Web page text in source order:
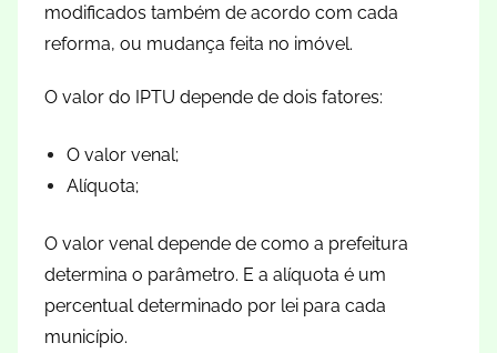
modificados também de acordo com cada
reforma, ou mudança feita no imóvel.
O valor do IPTU depende de dois fatores:
O valor venal;
Alíquota;
O valor venal depende de como a prefeitura
determina o parâmetro. E a alíquota é um
percentual determinado por lei para cada
município.